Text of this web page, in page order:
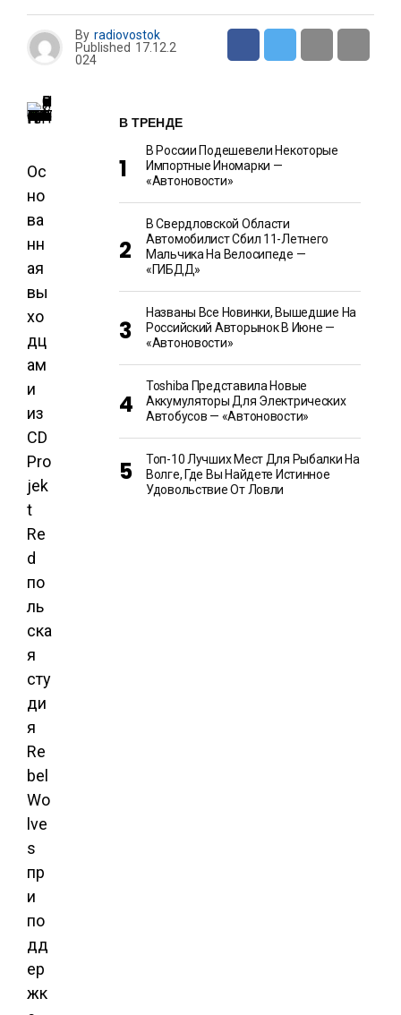
By radiovostok
Published 17.12.2
024
Ос
но
ва
нн
ая
вы
хо
дц
ам
и
из
CD
Pro
jek
t
Re
d
по
ль
ска
я
сту
ди
я
Re
bel
Wo
lve
s
пр
и
по
дд
ер
жк
В ТРЕНДЕ
В России Подешевели Некоторые
Импортные Иномарки —
«Автоновости»
В Свердловской Области
Автомобилист Сбил 11-Летнего
Мальчика На Велосипеде —
«ГИБДД»
Названы Все Новинки, Вышедшие На
Российский Авторынок В Июне —
«Автоновости»
Toshiba Представила Новые
Аккумуляторы Для Электрических
Автобусов — «Автоновости»
Топ-10 Лучших Мест Для Рыбалки На
Волге, Где Вы Найдете Истинное
Удовольствие От Ловли